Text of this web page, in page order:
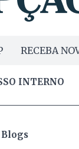
RECEBA
INTERNO
Blogs